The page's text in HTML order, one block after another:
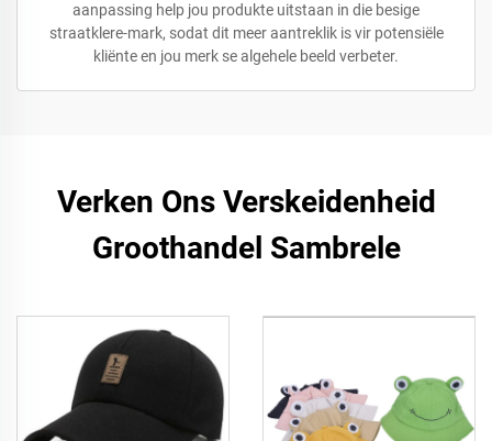
aanpassing help jou produkte uitstaan in die besige
straatklere-mark, sodat dit meer aantreklik is vir potensiële
kliënte en jou merk se algehele beeld verbeter.
Verken Ons Verskeidenheid
Groothandel Sambrele